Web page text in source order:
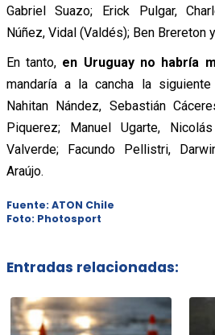
Gabriel Suazo; Erick Pulgar,
Núñez, Vidal (Valdés); Ben Brereton
En tanto, en Uruguay no habría
mandaría a la cancha la siguiente
Nahitan Nández, Sebastián
Piquerez; Manuel Ugarte,
Valverde; Facundo Pellistri,
Araújo.
Fuente: ATON Chile
Foto: Photosport
Entradas relacionadas: